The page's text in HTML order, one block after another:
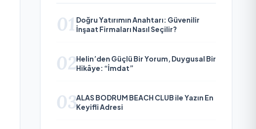
01 Doğru Yatırımın Anahtarı: Güvenilir
İnşaat Firmaları Nasıl Seçilir?
02Helin’den Güçlü Bir Yorum, Duygusal Bir
Hikâye: “İmdat”
03ALAS BODRUM BEACH CLUB ile Yazın En
Keyifli Adresi